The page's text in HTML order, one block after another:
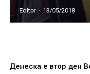
Editor - 13/05/2018
Денеска е втор ден